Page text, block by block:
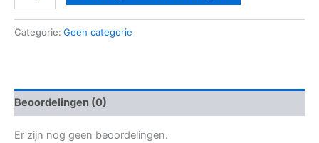
Categorie: Geen categorie
Beoordelingen (0)
Er zijn nog geen beoordelingen.